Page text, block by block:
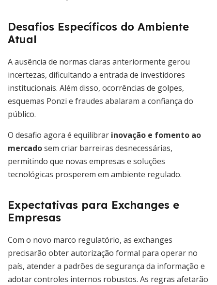
Desafios Específicos do Ambiente
Atual
A ausência de normas claras anteriormente gerou
incertezas, dificultando a entrada de investidores
institucionais. Além disso, ocorrências de golpes,
esquemas Ponzi e fraudes abalaram a confiança do
público.
O desafio agora é equilibrar inovação e fomento ao
mercadosem criar barreiras desnecessárias,
permitindo que novas empresas e soluções
tecnológicas prosperem em ambiente regulado.
Expectativas para Exchanges e
Empresas
Com o novo marco regulatório, as exchanges
precisarão obter autorização formal para operar no
país, atender a padrões de segurança da informação e
adotar controles internos robustos. As regras afetarão